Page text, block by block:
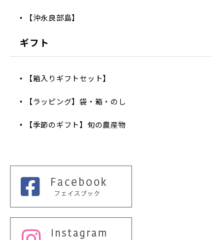
【沖永良部島】
ギフト
【箱入りギフトセット】
【ラッピング】袋・箱・のし
【季節のギフト】旬の農産物